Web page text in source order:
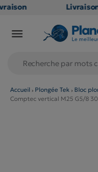
Livraison
en point
79€
(hors
produits

Accueil Plongée Tek Bloc
Comptec vertical M25 G5/8